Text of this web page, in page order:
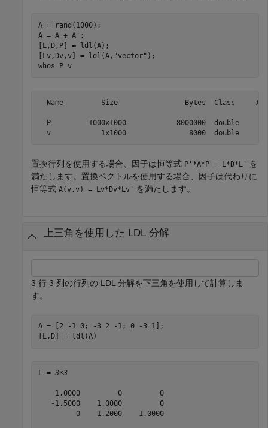
A = rand(1000);
A = A + A';
[L,D,P] = ldl(A);
[Lv,Dv,v] = ldl(A, "vector" );
whos
P v
Name         Size                Bytes  Class
P         1000x1000            8000000
置換行列を使用する場合、因子は恒等式 P'*A*P = L*D*L'
を
満たします。置換ベクトルを使用する場合、因子は代わりに
恒等式 A(v,v) = Lv*Dv*Lv' を満たします。
上三角を使用した LDL 分解
3 行 3 列の行列の LDL 分解を下三角を使用して計算しま
す。
A = [2 -1 0; -3 2 -1; 0 -3 1];
[L,D] = ldl(A)
L = 3×3
    1.0000         0         0
   -1.5000    1.0000         0
         0    1.2000    1.0000